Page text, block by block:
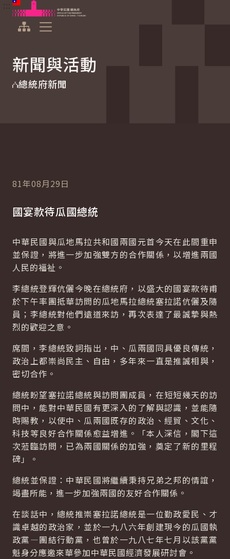
跳到主要內容
中華民國總統府
新聞與活動
總統府新聞
81年08月29日
國宴款待瓜國總統
中華民國與瓜地馬拉共和國兩國元首今天在此間重申
並保證，將進一步加強雙方的合作關係，以增進兩國
人民的福祉。
李總統登輝伉儷今晚在總統府，以盛大的國宴款待甫
於下午率團抵華訪問的瓜地馬拉總統塞拉諾伉儷及隨
員；李總統對他們遠道來訪，再次表達了最誠摯與熱
烈的歡迎之意。
席間，李總統致詞指出，中、瓜兩國同具優良傳統，
政治上都崇尚民主、自由，多年來一直是推誠相與，
密切合作。
總統盼望塞拉諾總統與訪問團成員，在短短幾天的訪
問中，能對中華民國有更深入的了解與認識，並能隨
時賜教，以使中、瓜兩國既存的政治、經貿、文化、
科技等良好合作關係愈益增進。「本人深信，閣下這
次蒞臨訪問，已為兩國關係的加強，奠定了新的里程
碑」。
總統並保證：中華民國將繼續秉持兄弟之邦的情誼，
竭盡所能，進一步加強兩國的友好合作關係。
在談話中，總統推崇塞拉諾總統是一位勤政愛民、才
識卓越的政治家，並於一九八六年創建現今的瓜國執
政黨—團結行動黨，也曾於一九八七年七月以該黨黨
魁身分應邀來華參加中華民國經濟發展研討會。